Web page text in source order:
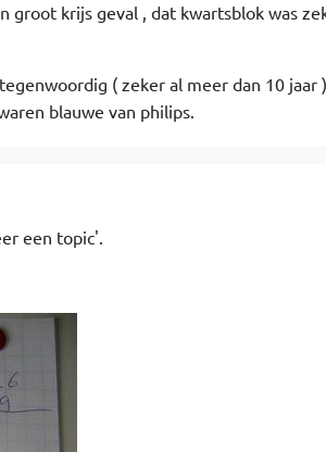
groot krijs geval , dat kwartsblok was
( zeker al meer dan 10 jaar )
blauwe van philips.
een topic'.